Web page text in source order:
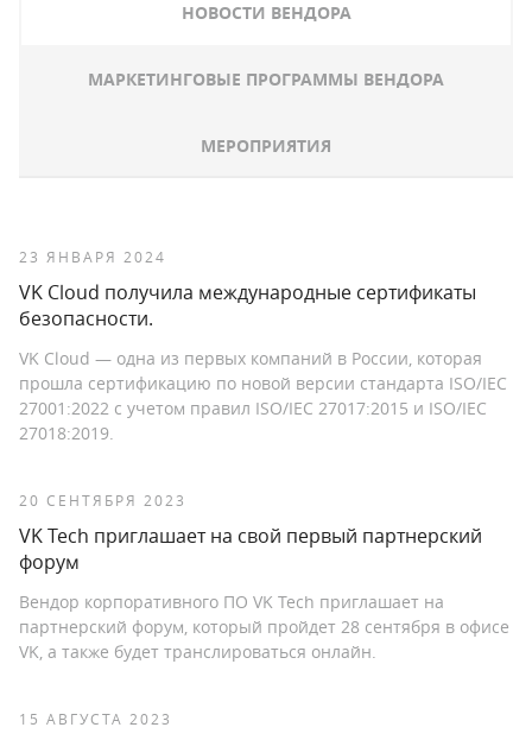
НОВОСТИ ВЕНДОРА
МАРКЕТИНГОВЫЕ ПРОГРАММЫ ВЕНДОРА
МЕРОПРИЯТИЯ
23 ЯНВАРЯ 2024
VK Cloud получила международные сертификаты
безопасности.
VK Cloud — одна из первых компаний в России, которая
прошла сертификацию по новой версии стандарта ISO/IEC
27001:2022 с учетом правил ISO/IEC 27017:2015 и ISO/IEC
27018:2019.
20 СЕНТЯБРЯ 2023
VK Tech приглашает на свой первый партнерский
форум
Вендор корпоративного ПО VK Tech приглашает на
партнерский форум, который пройдет 28 сентября в офисе
VK, а также будет транслироваться онлайн.
15 АВГУСТА 2023